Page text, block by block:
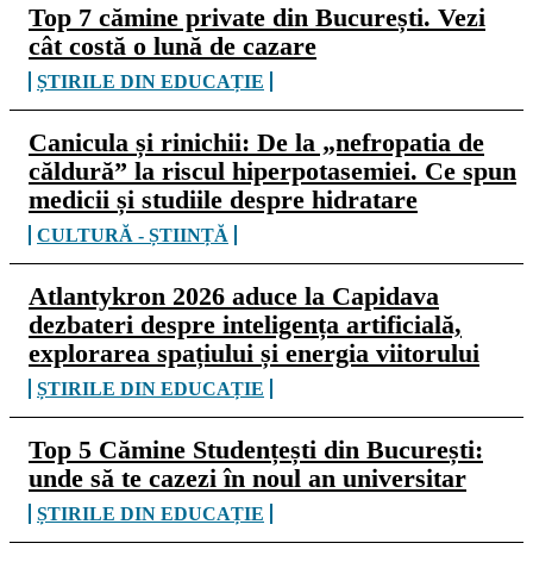
Top 7 cămine private din București. Vezi
cât costă o lună de cazare
ȘTIRILE DIN EDUCAȚIE
Canicula și rinichii: De la „nefropatia de
căldură” la riscul hiperpotasemiei. Ce spun
medicii și studiile despre hidratare
CULTURĂ - ȘTIINȚĂ
Atlantykron 2026 aduce la Capidava
dezbateri despre inteligența artificială,
explorarea spațiului și energia viitorului
ȘTIRILE DIN EDUCAȚIE
Top 5 Cămine Studențești din București:
unde să te cazezi în noul an universitar
ȘTIRILE DIN EDUCAȚIE